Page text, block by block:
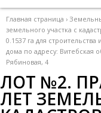
Главная страница ›
земельного участка с
0.1537 га для
дома по адресу: Витебская
Рябиновая, 4
ЛОТ №2.
ЛЕТ